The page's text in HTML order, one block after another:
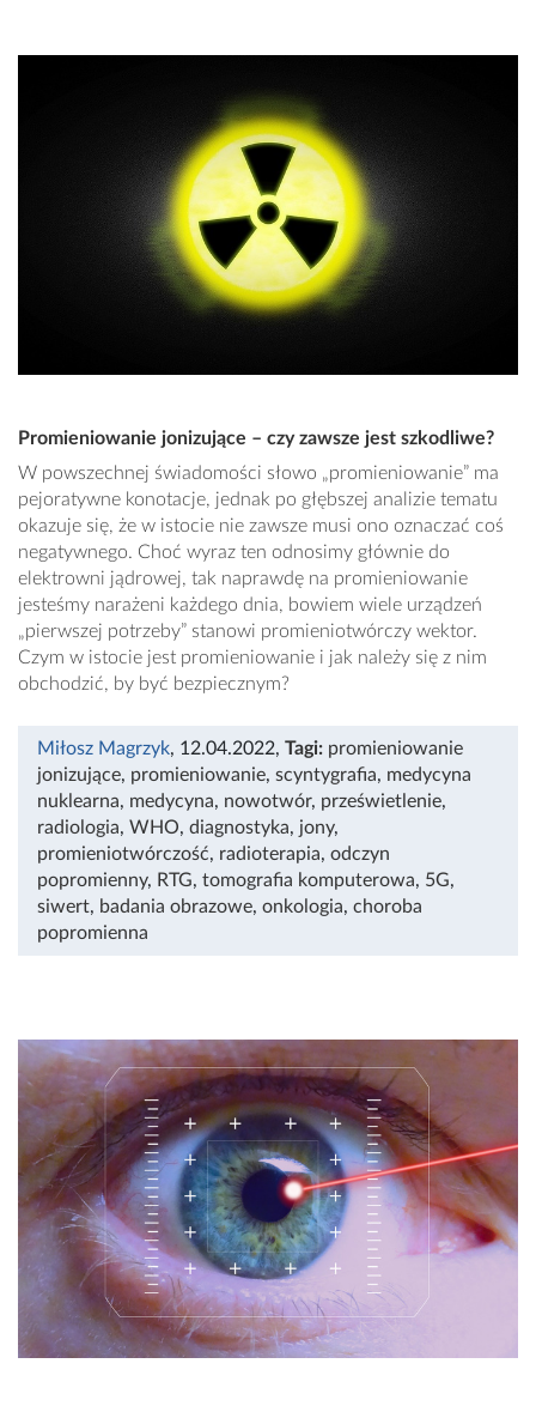
Promieniowanie jonizujące – czy zawsze jest szkodliwe?
W powszechnej świadomości słowo „promieniowanie” ma
pejoratywne konotacje, jednak po głębszej analizie tematu
okazuje się, że w istocie nie zawsze musi ono oznaczać coś
negatywnego. Choć wyraz ten odnosimy głównie do
elektrowni jądrowej, tak naprawdę na promieniowanie
jesteśmy narażeni każdego dnia, bowiem wiele urządzeń
„pierwszej potrzeby” stanowi promieniotwórczy wektor.
Czym w istocie jest promieniowanie i jak należy się z nim
obchodzić, by być bezpiecznym?
Miłosz Magrzyk, 12.04.2022, Tagi: promieniowanie
jonizujące, promieniowanie, scyntygrafia, medycyna
nuklearna, medycyna, nowotwór, prześwietlenie,
radiologia, WHO, diagnostyka, jony,
promieniotwórczość, radioterapia, odczyn
popromienny, RTG, tomografia komputerowa, 5G,
siwert, badania obrazowe, onkologia, choroba
popromienna